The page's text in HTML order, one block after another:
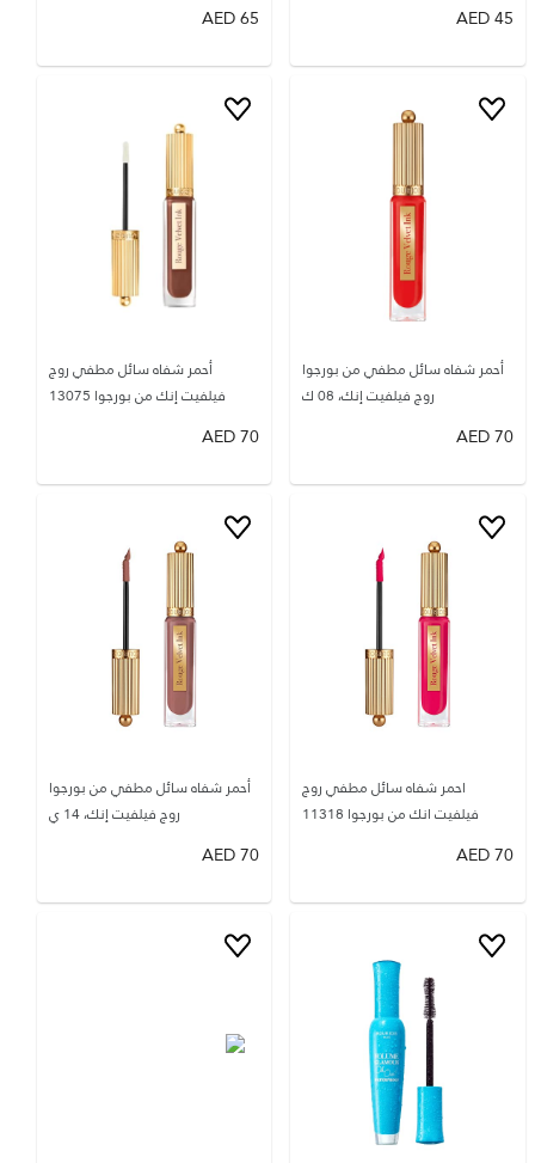
45
AED
65
AED
أحمر شفاه سائل مطفي من بورجوا
روج فيلفيت إنك، 08 ك
70
AED
أحمر شفاه سائل مطفي روج
فيلفيت إنك من بورجوا 13075
70
AED
احمر شفاه سائل مطفي روج
فيلفيت انك من بورجوا 11318
70
AED
أحمر شفاه سائل مطفي من بورجوا
روج فيلفيت إنك، 14 ي
70
AED